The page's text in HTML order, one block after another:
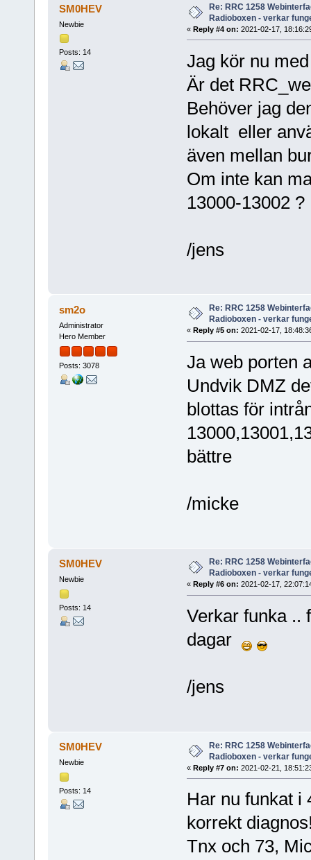
SM0HEV
Newbie
Posts: 14
Re: RRC 1258
Radioboxen - verkar
« Reply #4 on: 2021-02-17,
Jag kör nu
Är det
Behöver jag
lokalt eller
även mellan
Om inte kan
13000-13002 ?
/jens
sm2o
Administrator
Hero Member
Posts: 3078
Re: RRC 1258
Radioboxen - verkar
« Reply #5 on: 2021-02-17,
Ja web porten
Undvik DMZ
blottas för
bättre
/micke
SM0HEV
Newbie
Posts: 14
Re: RRC 1258
Radioboxen - verkar
« Reply #6 on: 2021-02-17,
Verkar funka ..
dagar
/jens
SM0HEV
Newbie
Posts: 14
Re: RRC 1258
Radioboxen - verkar
« Reply #7 on: 2021-02-21,
Har nu funkat i
korrekt
Tnx och 73,